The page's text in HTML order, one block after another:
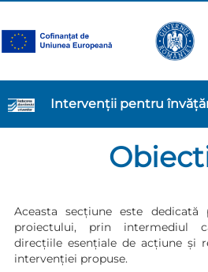
Intervenții pentru
Aceasta secțiune este dedicată
proiectului, prin intermediul
direcțiile esențiale de acțiune și
intervenției propuse.